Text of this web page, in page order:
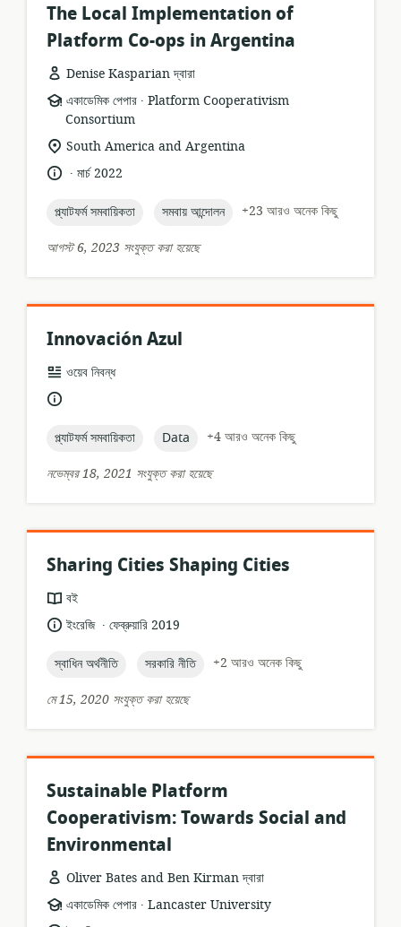
The Local Implementation of
Platform Co-ops in Argentina
Denise Kasparian দ্বারা
তথ্যসম্পদের
ফর্ম্যাট:
একাডেমিক পেপার .
প্রকাশক:Platform Cooperativism
Consortium
প্রাসঙ্গিকতার
অবস্থান:
South America and Argentina
ভাষা: .
প্রকাশনারমার্চ 2022
topic:
প্ল্যাটফর্ম সমবায়িকতা topic:
সমবায় আন্দোলন
+23 আরও অনেক কিছু
আগস্ট 6, 2023 সংযুক্ত করা হয়েছে
Innovación Azul
তথ্যসম্পদের
ওয়েব নিবন্ধ
ভাষা:
topic:
প্ল্যাটফর্ম সমবায়িকতা topic:
Data
+4 আরও অনেক কিছু
নভেম্বর 18, 2021 সংযুক্ত করা হয়েছে
Sharing Cities Shaping Cities
তথ্যসম্পদের
ফর্ম্যাট:
বই
ভাষা:ইংরেজি .
প্রকাশনারফেব্রুয়ারি 2019
topic:
স্বাধিন অর্থনীতি topic:
সরকারি নীতি
+2 আরও অনেক কিছু
মে 15, 2020 সংযুক্ত করা হয়েছে
Sustainable Platform
Cooperativism: Towards Social and
Environmental
Oliver Bates and Ben Kirman দ্বারা
তথ্যসম্পদের
ফর্ম্যাট:
একাডেমিক পেপার .
প্রকাশক:Lancaster University